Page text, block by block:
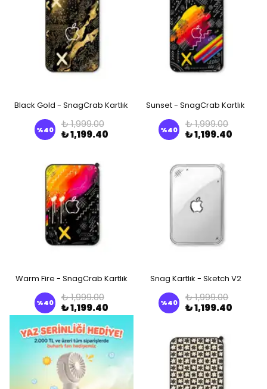
Black Gold - SnagCrab Kartlık
%40
₺ 1,999.00
₺ 1,199.40
Sunset - SnagCrab Kartlık
%40
₺ 1,999.00
₺ 1,199.40
Warm Fire - SnagCrab Kartlık
%40
₺ 1,999.00
₺ 1,199.40
Snag Kartlık - Sketch V2
%40
₺ 1,999.00
₺ 1,199.40